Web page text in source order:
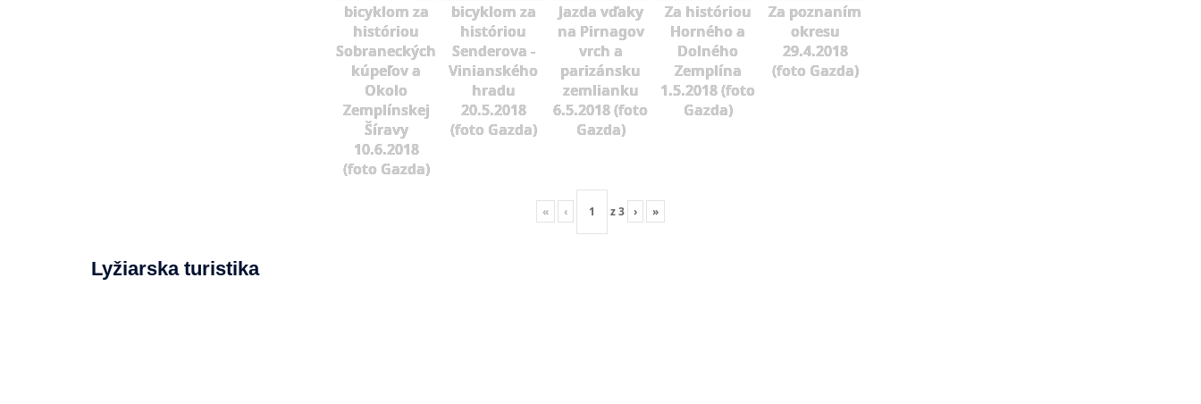
bicyklom za
históriou
Sobraneckých
kúpeľov a
Okolo
Zemplínskej
Šíravy
10.6.2018
(foto Gazda)
bicyklom za
históriou
Senderova -
Vinianského
hradu
20.5.2018
(foto Gazda)
Jazda vďaky
na Pirnagov
vrch a
parizánsku
zemlianku
6.5.2018 (foto
Gazda)
Za históriou
Horného a
Dolného
Zemplína
1.5.2018 (foto
Gazda)
Za poznaním
okresu
29.4.2018
(foto Gazda)
« ‹ z3 › »
Lyžiarska turistika